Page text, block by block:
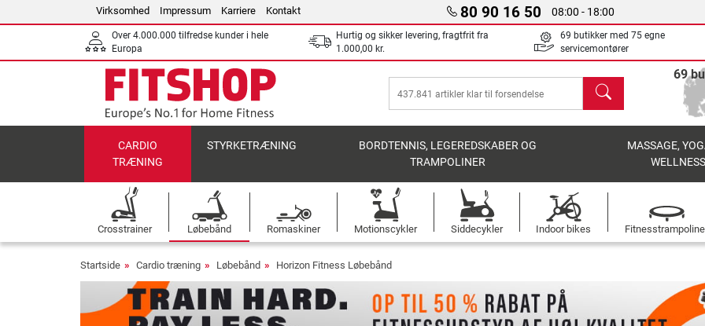
Virksomhed Impressum Karriere Kontakt 80 90 16 50 08:00 - 18:00
Over 4.000.000 tilfredse kunder i hele
Europa
Hurtig og sikker levering, fragtfrit fra
1.000,00 kr.
69 butikker med 75 egne
servicemontører
søg
69
CARDIO
TRÆNING
STYRKETRÆNING
BORDTENNIS, LEGEREDSKABER OG
TRAMPOLINER
MASSAGE,
WELLNESS
Crosstrainer Løbebånd Romaskiner Motionscykler Siddecykler Indoor bikes
Startside Cardio træning Løbebånd Horizon Fitness Løbebånd